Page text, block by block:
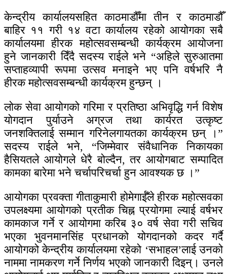
केन्द्रीय कार्यालयसहित काठमाडौँमा तीन र काठमाडौँ
बाहिर ११ गरी १४ वटा कार्यालय रहेको आयोगका सबै
कार्यालयमा हीरक महोत्सवसम्बन्धी कार्यक्रम आयोजना
हुने जानकारी दिँदै सदस्य राईले भने “अहिले सुरुआतमा
सप्ताहव्यापी रूपमा उत्सव मनाइने भए पनि वर्षभरि नै
हीरक महोत्सवसम्बन्धी कार्यक्रम हुन्छन् ।
लोक सेवा आयोगको गरिमा र प्रतिष्ठा अभिवृद्धि गर्न विशेष
योगदान पुर्याउने अग्रज तथा कार्यरत उत्कृष्ट
जनशक्तिलाई सम्मान गरिनेलगायतका कार्यक्रम छन् ।”
सदस्य राईले भने, “जिम्मेवार संवैधानिक निकायका
हैसियतले आयोगले धेरै बोल्दैन, तर आयोगबाट सम्पादित
कामका बारेमा भने चर्चापरिचर्चा हुन आवश्यक छ ।”
आयोगका प्रवक्ता गीताकुमारी होमेगाईँले हीरक महोत्सवका
उपलक्ष्यमा आयोगको प्रतीक चिह्न प्रयोगमा ल्याई वर्षभर
कामकाज गर्ने र आयोगमा करिब ३० वर्ष सेवा गरी सचिव
भएका भुवनमानसिंह प्रधानको योगदानको कदर गर्दै
आयोगको केन्द्रीय कार्यालयमा रहेको ‘सभाहल’लाई उनको
नाममा नामकरण गर्ने निर्णय भएको जानकारी दिइन्। उनले